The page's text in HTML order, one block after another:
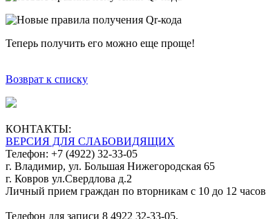
Теперь получить его можно еще проще!
Возврат к списку
КОНТАКТЫ:
ВЕРСИЯ ДЛЯ СЛАБОВИДЯЩИХ
Телефон: +7 (4922) 32-33-05
г. Владимир, ул. Большая Нижегородская 65
г. Ковров ул.Свердлова д.2
Личный прием граждан по вторникам с 10 до 12 часов
Телефон для записи 8 4922 32-33-05.